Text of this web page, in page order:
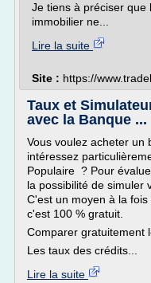
Je tiens à préciser
immobilier ne...
Lire la suite
Site : https://
Taux et
avec la Banque ...
Vous voulez acheter un
intéressez
Populaire ? Pour
la possibilité de simuler
C'est un moyen à la
c'est 100 % gratuit.
Comparer gratuitement
Les taux des crédits...
Lire la suite